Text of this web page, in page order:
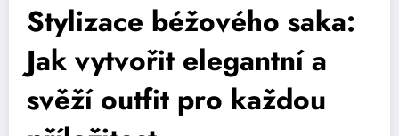
Stylizace béžového saka:
Jak vytvořit elegantní a
svěží outfit pro každou